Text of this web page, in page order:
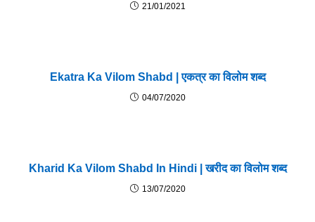
21/01/2021
Ekatra Ka Vilom Shabd | एकत्र का विलोम शब्द
04/07/2020
Kharid Ka Vilom Shabd In Hindi | खरीद का विलोम शब्द
13/07/2020